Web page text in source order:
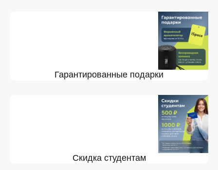
Гарантированные подарки
Скидка студентам